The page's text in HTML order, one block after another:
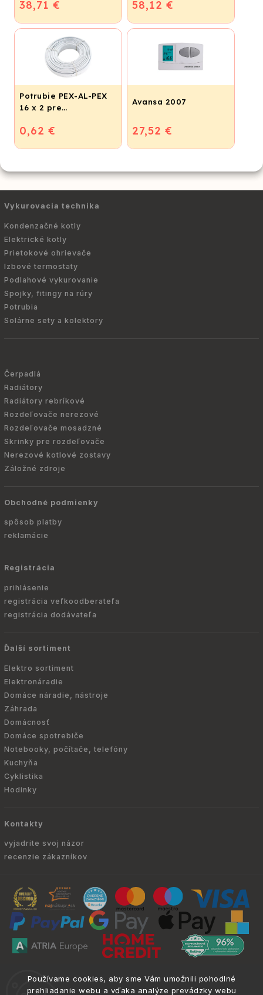
Používame cookies, aby sme Vám umožnili pohodlné
prehliadanie webu a vďaka analýze prevádzky webu
38,71 € 58,12 €
Potrubie PEX-AL-PEX
16 x 2 pre
podlahové kúrenie a
0,62 €
Avansa 2007
27,52 €
Vykurovacia technika
Kondenzačné kotly
Elektrické kotly
Prietokové ohrievače
Izbové termostaty
Podlahové vykurovanie
Spojky, fitingy na rúry
Potrubia
Solárne sety a kolektory
Čerpadlá
Radiátory
Radiátory rebríkové
Rozdeľovače nerezové
Rozdeľovače mosadzné
Skrinky pre rozdeľovače
Nerezové kotlové zostavy
Záložné zdroje
Obchodné podmienky
spôsob platby
reklamácie
Registrácia
prihlásenie
registrácia veľkoodberateľa
registrácia dodávateľa
Ďalší sortiment
Elektro sortiment
Elektronáradie
Domáce náradie, nástroje
Záhrada
Domácnosť
Domáce spotrebiče
Notebooky, počítače, telefóny
Kuchyňa
Cyklistika
Hodinky
Kontakty
vyjadrite svoj názor
recenzie zákazníkov
práva vyhradené.